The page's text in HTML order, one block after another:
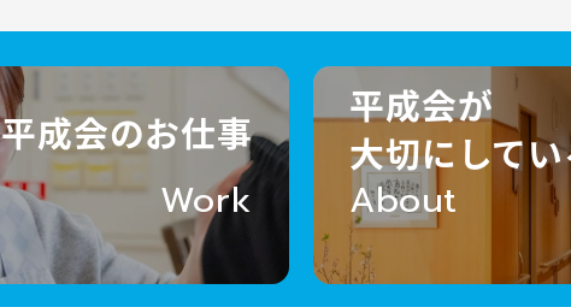
平成会のお仕事
Work
平成会が
大切にして
About